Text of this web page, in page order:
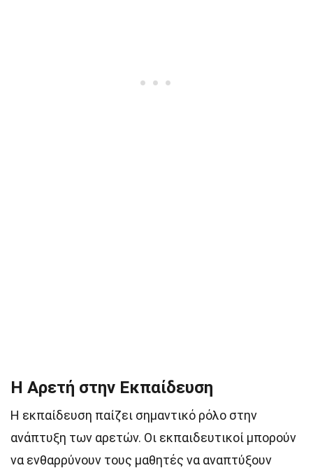
Η Αρετή στην Εκπαίδευση
Η εκπαίδευση παίζει σημαντικό ρόλο στην
ανάπτυξη των αρετών. Οι εκπαιδευτικοί μπορούν
να ενθαρρύνουν τους μαθητές να αναπτύξουν